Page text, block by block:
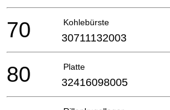
Kohlebürste
70 30711132003
Platte
80 32416098005